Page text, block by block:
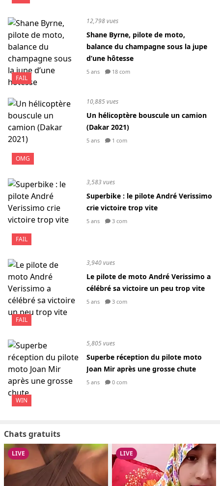
FAIL
12,798 vues
Shane Byrne, pilote de moto,
balance du champagne sous la jupe
d’une hôtesse
5 ans 18 com
OMG
10,885 vues
Un hélicoptère bouscule un camion
(Dakar 2021)
5 ans 1 com
FAIL
3,583 vues
Superbike : le pilote André Verissimo
crie victoire trop vite
5 ans 3 com
FAIL
3,940 vues
Le pilote de moto André Verissimo a
célébré sa victoire un peu trop vite
5 ans 3 com
WIN
5,805 vues
Superbe réception du pilote moto
Joan Mir après une grosse chute
5 ans 0 com
Chats gratuits